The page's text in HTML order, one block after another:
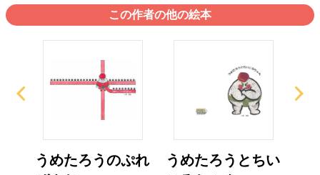
この作者の他の絵本
うめたろうのぷれ
うめたろうとちい